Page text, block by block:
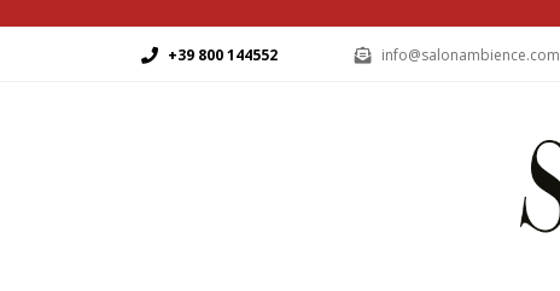
+39 800 144552 info@salonambience.com